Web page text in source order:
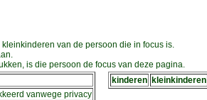
van de persoon die in focus is.
is die persoon de focus van deze pagina.
vanwege privacy
kinderen kleinkinderen